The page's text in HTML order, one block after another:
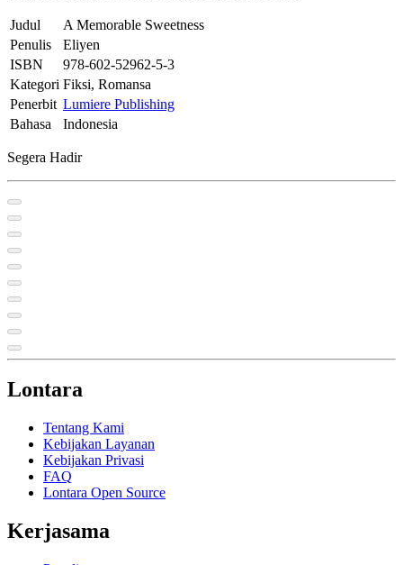
Judul
A Memorable Sweetness
Penulis
Eliyen
ISBN
978-602-52962-5-3
Kategori Fiksi, Romansa
Penerbit Lumiere Publishing
Bahasa
Indonesia
Segera Hadir
Lontara
Tentang Kami
Kebijakan Layanan
Kebijakan Privasi
FAQ
Lontara Open Source
Kerjasama